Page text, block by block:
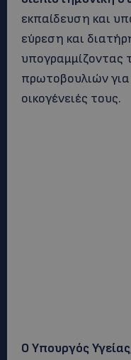
εκπαίδευση και
εύρεση και
υπογραμμίζοντας
πρωτοβουλιών για
οικογένειές τους.
Ο Υπουργός